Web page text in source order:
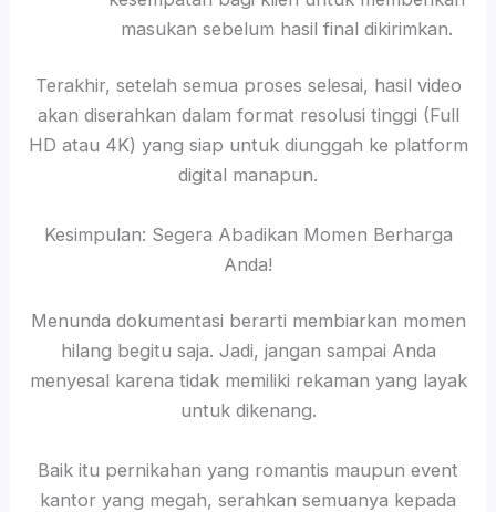
masukan sebelum hasil final dikirimkan.
Terakhir, setelah semua proses selesai, hasil video
akan diserahkan dalam format resolusi tinggi (Full
HD atau 4K) yang siap untuk diunggah ke platform
digital manapun.
Kesimpulan: Segera Abadikan Momen Berharga
Anda!
Menunda dokumentasi berarti membiarkan momen
hilang begitu saja. Jadi, jangan sampai Anda
menyesal karena tidak memiliki rekaman yang layak
untuk dikenang.
Baik itu pernikahan yang romantis maupun event
kantor yang megah, serahkan semuanya kepada